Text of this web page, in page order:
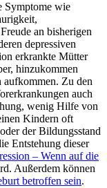
Symptome wie
an bisherigen
depressiven
erkrankte Mütter
hinzukommen
aufkommen. Zu den
auch
wenig Hilfe von
Kindern oft
der Bildungsstand
Entstehung dieser
– Wenn auf die
Außerdem können
betroffen sein.